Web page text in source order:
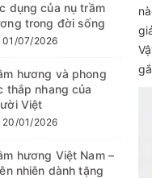
dụng của nụ trầm
trong đời sống
01/07/2026
hương và phong
thắp nhang của
Việt
20/01/2026
hương Việt Nam –
nhiên dành tặng